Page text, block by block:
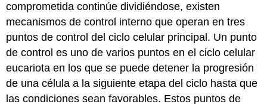
comprometida continúe dividiéndose, existen
mecanismos de control interno que operan en tres
puntos de control del ciclo celular principal. Un punto
de control es uno de varios puntos en el ciclo celular
eucariota en los que se puede detener la progresión
de una célula a la siguiente etapa del ciclo hasta que
las condiciones sean favorables. Estos puntos de